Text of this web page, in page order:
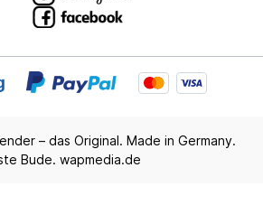
– das Original. Made in Germany.
Bude. wapmedia.de